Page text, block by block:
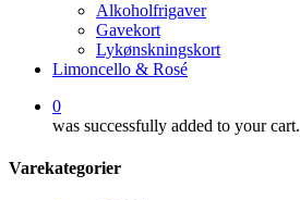
Alkoholfrigaver
Gavekort
Lykønskningskort
Limoncello & Rosé
0
was successfully added to your cart.
Varekategorier